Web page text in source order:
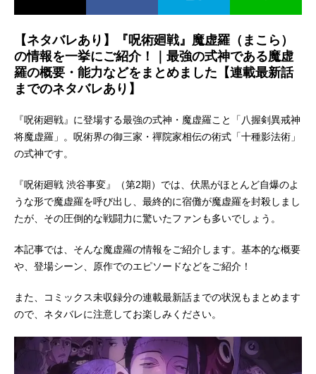
【ネタバレあり】『呪術廻戦』魔虚羅（まこら）
の情報を一挙にご紹介！｜最強の式神である魔虚
羅の概要・能力などをまとめました【連載最新話
までのネタバレあり】
『呪術廻戦』に登場する最強の式神・魔虚羅こと「八握剣異戒神
将魔虚羅」。呪術界の御三家・禪院家相伝の術式「十種影法術」
の式神です。
『呪術廻戦 渋谷事変』（第2期）では、伏黒がほとんど自爆のよ
うな形で魔虚羅を呼び出し、最終的に宿儺が魔虚羅を封殺しまし
たが、その圧倒的な戦闘力に驚いたファンも多いでしょう。
本記事では、そんな魔虚羅の情報をご紹介します。基本的な概要
や、登場シーン、原作でのエピソードなどをご紹介！
また、コミックス未収録分の連載最新話までの状況もまとめます
ので、ネタバレに注意してお楽しみください。